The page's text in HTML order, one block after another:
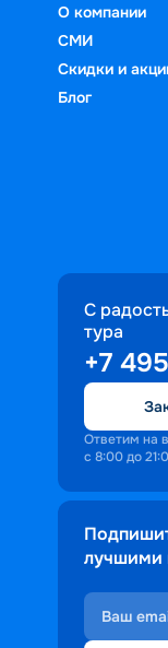
О компании
СМИ
Скидки и
Блог
С
тура
+7
Ответим на
с 8:00 до
лучшими